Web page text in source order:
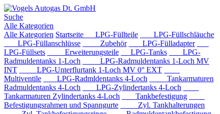
Suche
Alle Kategorien
Alle Kategorien Startseite LPG-Füllteile
LPG-Füllschläuche
LPG-Füllanschlüsse
Zubehör
LPG-Fülladapter
LPG-Füllsets
Erweiterungsteile LPG-Tanks
LPG-
Radmuldentanks 1-Loch
LPG-Radmuldentanks 1-Loch MV
INT
LPG-Unterflurtank 1-Loch MV 0° EXT
Multiventile
LPG-Radmldentanks 4-Loch
Tankarmaturen
Radmuldentanks 4-Loch
LPG-Zylindertanks 4-Loch
Tankarmaturen Zylindertanks 4-Loch
Tankbefestigung
Befestigungsrahmen und Spanngurte
Zyl. Tankhalterungen